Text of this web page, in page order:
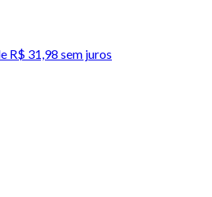
R$ 31,98 sem juros